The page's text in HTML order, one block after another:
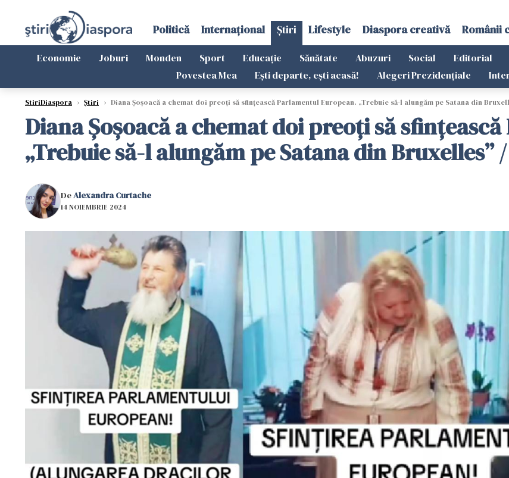
Politică Internațional Știri Lifestyle Diaspora creativă Românii
Economie Joburi Monden Sport Educație Sănătate Abuzuri Social Editorial
Povestea Mea
Ești departe, ești acasă! Alegeri Prezidențiale
StiriDiaspora › Știri › Diana Șoșoacă a chemat doi preoți să sfințească Parlamentul European. „Trebuie să-l alungăm pe Satana din
Diana Șoșoacă a chemat doi preoți să
„Trebuie să-l alungăm pe Satana din Bruxelles”
DeAlexandra Curtache
14 NOIEMBRIE 2024